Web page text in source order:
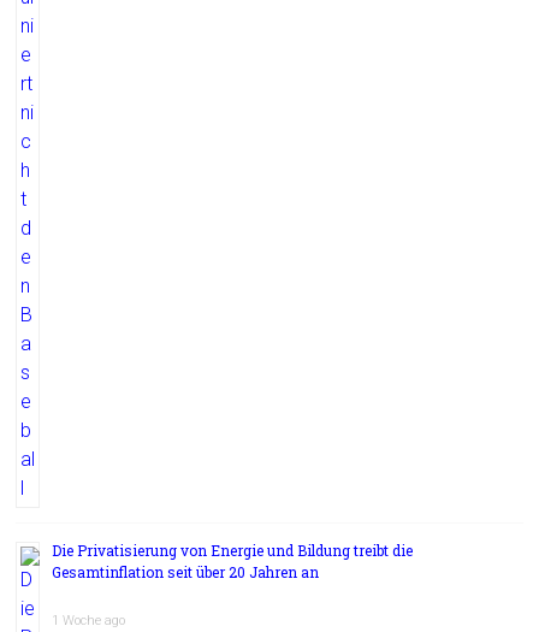
Die Privatisierung von Energie und Bildung treibt die
Gesamtinflation seit über 20 Jahren an
1 Woche ago